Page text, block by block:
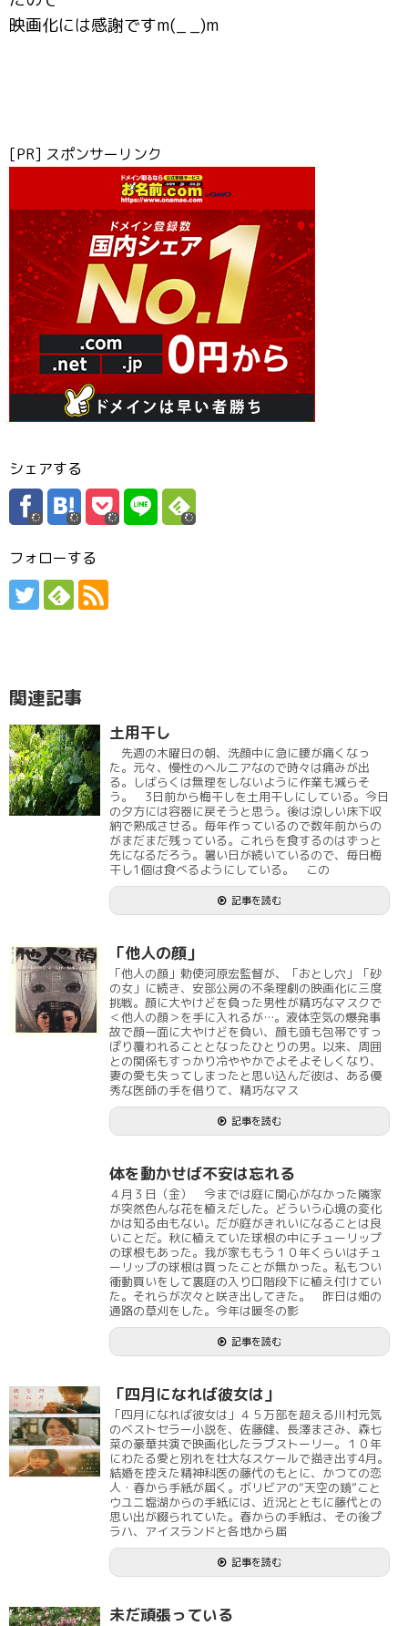
映画化には感謝ですm(_ _)m
[PR] スポンサーリンク
シェアする
フォローする
関連記事
土用干し
先週の木曜日の朝、洗顔中に急に腰が痛くなっ
た。元々、慢性のヘルニアなので時々は痛みが出
る。しばらくは無理をしないように作業も減らそ
う。 3日前から梅干しを土用干しにしている。今日
の夕方には容器に戻そうと思う。後は涼しい床下収
納で熟成させる。毎年作っているので数年前からの
がまだまだ残っている。これらを食するのはずっと
先になるだろう。暑い日が続いているので、毎日梅
干し1個は食べるようにしている。 この
記事を読む
「他人の顔」
「他人の顔」勅使河原宏監督が、「おとし穴」「砂
の女」に続き、安部公房の不条理劇の映画化に三度
挑戦。顔に大やけどを負った男性が精巧なマスクで
＜他人の顔＞を手に入れるが…。液体空気の爆発事
故で顔一面に大やけどを負い、顔も頭も包帯ですっ
ぽり覆われることとなったひとりの男。以来、周囲
との関係もすっかり冷ややかでよそよそしくなり、
妻の愛も失ってしまったと思い込んだ彼は、ある優
秀な医師の手を借りて、精巧なマス
記事を読む
体を動かせば不安は忘れる
４月３日（金） 今までは庭に関心がなかった隣家
が突然色んな花を植えだした。どういう心境の変化
かは知る由もない。だが庭がきれいになることは良
いことだ。秋に植えていた球根の中にチューリップ
の球根もあった。我が家ももう１０年くらいはチュ
ーリップの球根は買ったことが無かった。私もつい
衝動買いをして裏庭の入り口階段下に植え付けてい
た。それらが次々と咲き出してきた。 昨日は畑の
通路の草刈をした。今年は暖冬の影
記事を読む
「四月になれば彼女は」
「四月になれば彼女は」４５万部を超える川村元気
のベストセラー小説を、佐藤健、長澤まさみ、森七
菜の豪華共演で映画化したラブストーリー。１０年
にわたる愛と別れを壮大なスケールで描き出す4月。
結婚を控えた精神科医の藤代のもとに、かつての恋
人・春から手紙が届く。ボリビアの“天空の鏡”こと
ウユニ塩湖からの手紙には、近況とともに藤代との
思い出が綴られていた。春からの手紙は、その後プ
ラハ、アイスランドと各地から届
記事を読む
未だ頑張っている